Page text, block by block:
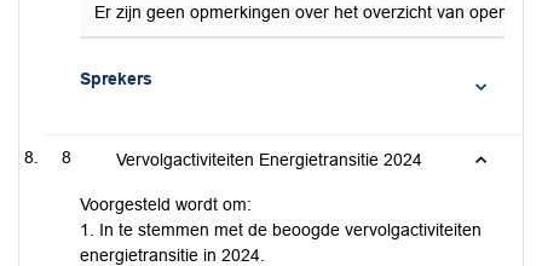
Er zijn geen opmerkingen over het overzicht van
Sprekers
8 Vervolgactiviteiten Energietransitie 2024
Voorgesteld wordt om:
1. In te stemmen met de beoogde vervolgactiviteiten
energietransitie in 2024.